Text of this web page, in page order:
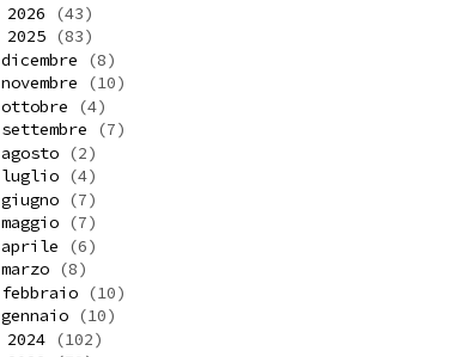
2026 (43)
2025 (83)
dicembre
(8)
novembre
(10)
ottobre
(4)
settembre
(7)
agosto (2)
luglio (4)
giugno (7)
maggio (7)
aprile
(6)
marzo (8)
febbraio (10)
gennaio (10)
2024 (102)